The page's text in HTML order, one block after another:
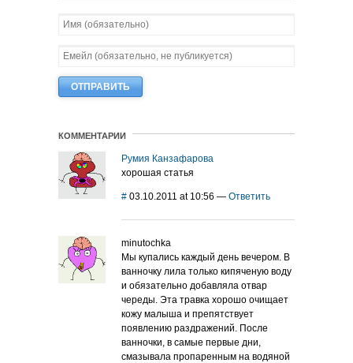
КОММЕНТАРИИ
Румия Канзафарова
хорошая статья
# 03.10.2011 at 10:56 — Ответить
minutochka
Мы купались каждый день вечером. В
ванночку лила только кипяченую воду
и обязательно добавляла отвар
череды. Эта травка хорошо очищает
кожу малыша и препятствует
появлению раздражений. После
ванночки, в самые первые дни,
смазывала пропаренным на водяной